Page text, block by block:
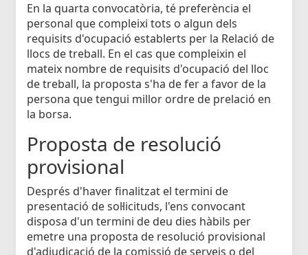
En la quarta convocatòria, té preferència el
personal que compleixi tots o algun dels
requisits d'ocupació establerts per la Relació de
llocs de treball. En el cas que compleixin el
mateix nombre de requisits d'ocupació del lloc
de treball, la proposta s'ha de fer a favor de la
persona que tengui millor ordre de prelació en
la borsa.
Proposta de resolució
provisional
Després d'haver finalitzat el termini de
presentació de sol·licituds, l'ens convocant
disposa d'un termini de deu dies hàbils per
emetre una proposta de resolució provisional
d'adjudicació de la comissió de serveis o del